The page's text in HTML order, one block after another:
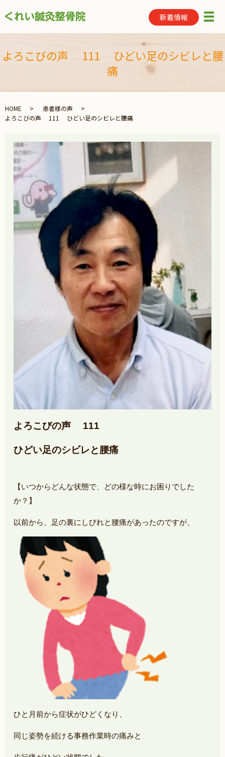
新着情報 メ
よろこびの声 111 ひどい足のシビレと腰
痛
HOME
患者様の声
よろこびの声 111 ひどい足のシビレと腰痛
よろこびの声 111
ひどい足のシビレと腰痛
【いつからどんな状態で、どの様な時にお困りでした
か？】
以前から、足の裏にしびれと腰痛があったのですが、
ひと月前から症状がひどくなり、
同じ姿勢を続ける事務作業時の痛みと